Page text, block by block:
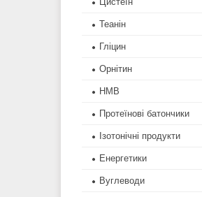
Теанін
Гліцин
Орнітин
HMB
Протеїнові батончики
Ізотонічні продукти
Енергетики
Вуглеводи